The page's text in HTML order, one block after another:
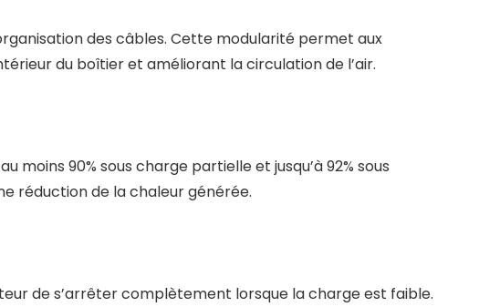
des câbles. Cette modularité permet aux
du boîtier et améliorant la circulation de l’air.
moins 90% sous charge partielle et jusqu’à 92% sous
réduction de la chaleur générée.
de s’arrêter complètement lorsque la charge est faible.